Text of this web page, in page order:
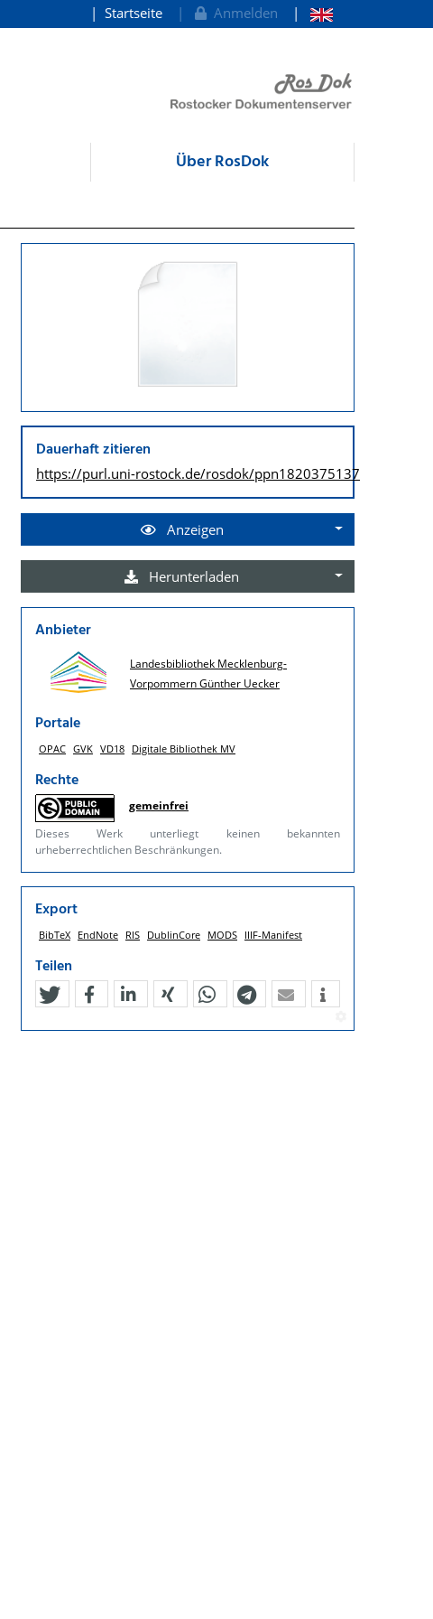
Startseite Anmelden
Über RosDok
Dauerhaft zitieren
https://purl.uni-rostock.de/rosdok/ppn1820375137
Anzeigen
Herunterladen
Anbieter
Landesbibliothek Mecklenburg-
Vorpommern Günther Uecker
Portale
OPAC GVK VD18 Digitale Bibliothek MV
Rechte
gemeinfrei
Dieses Werk unterliegt keinen bekannten
urheberrechtlichen Beschränkungen.
Export
BibTeX EndNote RIS DublinCore MODS IIIF-Manifest
Teilen